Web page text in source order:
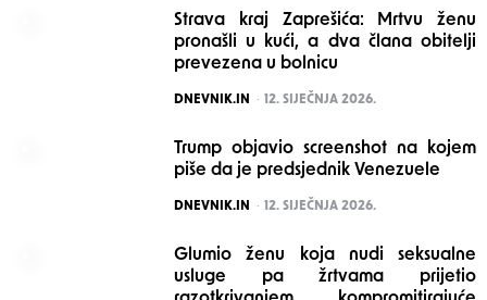
Strava kraj Zaprešića: Mrtvu ženu
pronašli u kući, a dva člana obitelji
prevezena u bolnicu
POSTED
DNEVNIK.IN 12. SIJEČNJA 2026.
Trump objavio screenshot na kojem
piše da je predsjednik Venezuele
POSTED
DNEVNIK.IN 12. SIJEČNJA 2026.
Glumio ženu koja nudi seksualne
usluge pa žrtvama prijetio